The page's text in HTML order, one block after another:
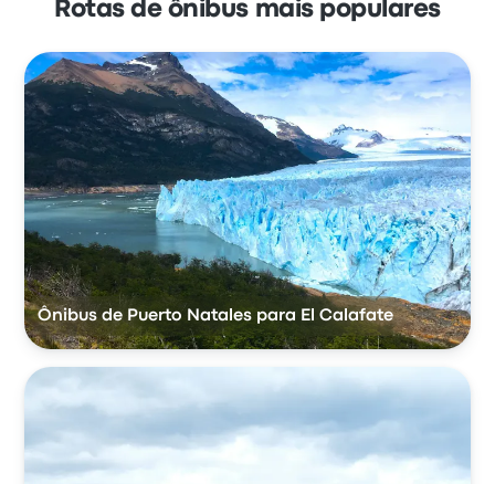
Rotas de ônibus mais populares
Ônibus de Puerto Natales para El Calafate